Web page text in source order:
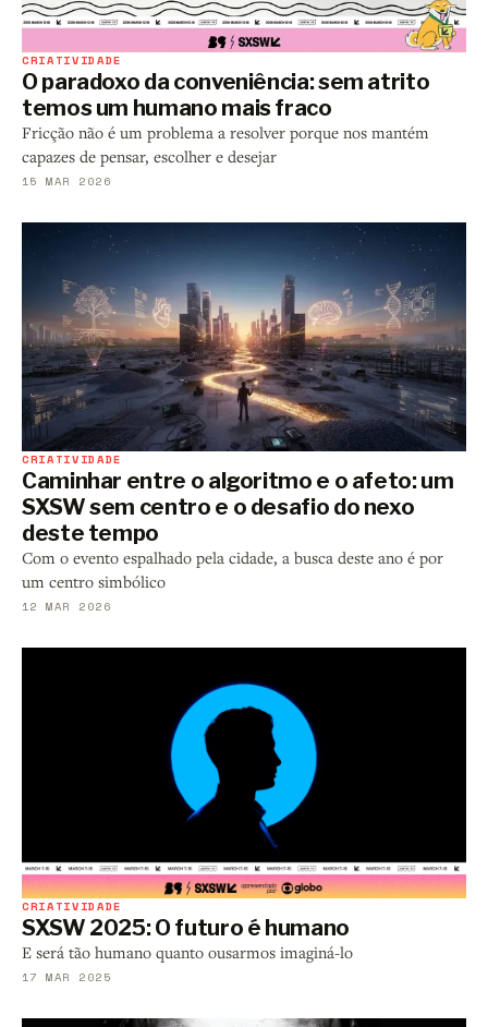
CRIATIVIDADE
O paradoxo da conveniência: sem atrito
temos um humano mais fraco
Fricção não é um problema a resolver porque nos mantém
capazes de pensar, escolher e desejar
15 MAR 2026
CRIATIVIDADE
Caminhar entre o algoritmo e o afeto: um
SXSW sem centro e o desafio do nexo
deste tempo
Com o evento espalhado pela cidade, a busca deste ano é por
um centro simbólico
12 MAR 2026
CRIATIVIDADE
SXSW 2025: O futuro é humano
E será tão humano quanto ousarmos imaginá-lo
17 MAR 2025